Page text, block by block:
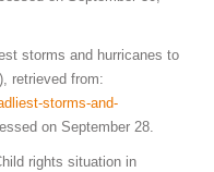
storms and hurricanes to
retrieved from:
storms-and-
on September 28.
rights situation in